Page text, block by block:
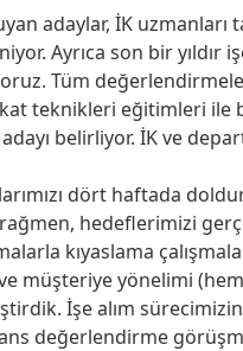
adaylar, İK uzmanları
Ayrıca son bir yıldır
Tüm
teknikleri eğitimleri
belirliyor. İK ve
dört haftada
hedeflerimizi
kıyaslama
müşteriye yönelimi
İşe alım
değerlendirme